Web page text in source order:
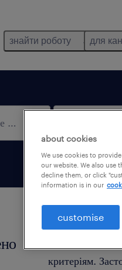
знайти роботу для
тільки
критеріям.
about cookies
We use cookies to
our website. We also use
decline them, or click
information is in our
customise